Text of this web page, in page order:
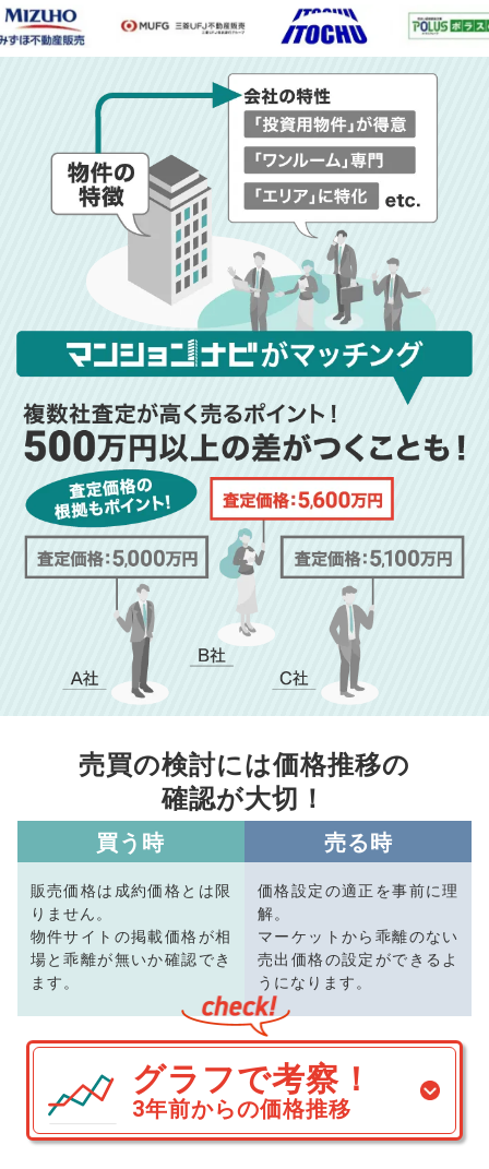
売買の検討には価格推移の
確認が大切！
買う時
販売価格は成約価格とは限
りません。
物件サイトの掲載価格が相
場と乖離が無いか確認でき
ます。
売る時
価格設定の適正を事前に理
解。
マーケットから乖離のない
売出価格の設定ができるよ
うになります。
グラフで考察！
3年前からの価格推移